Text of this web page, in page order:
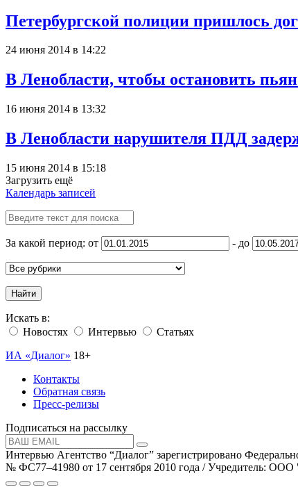
Петербургской полиции пришлось
24 июня 2014 в 14:22
В Ленобласти, чтобы остановить
16 июня 2014 в 13:32
В Ленобласти нарушителя ПДД
15 июня 2014 в 15:18
Загрузить ещё
Календарь записей
За какой период: от - до
Найти
Искать в:
Новостях
Интервью
Статьях
ИА «Диалог» 18+
Контакты
Обратная связь
Пресс-релизы
Подписаться на рассылку
Интервью Агентство “Диалог” зарегистрировано
№ ФС77–41980 от 17 сентября 2010 года / Учредитель: